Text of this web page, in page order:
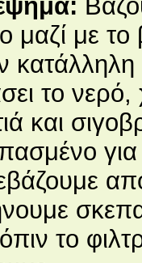
μαζί με
το
και
το